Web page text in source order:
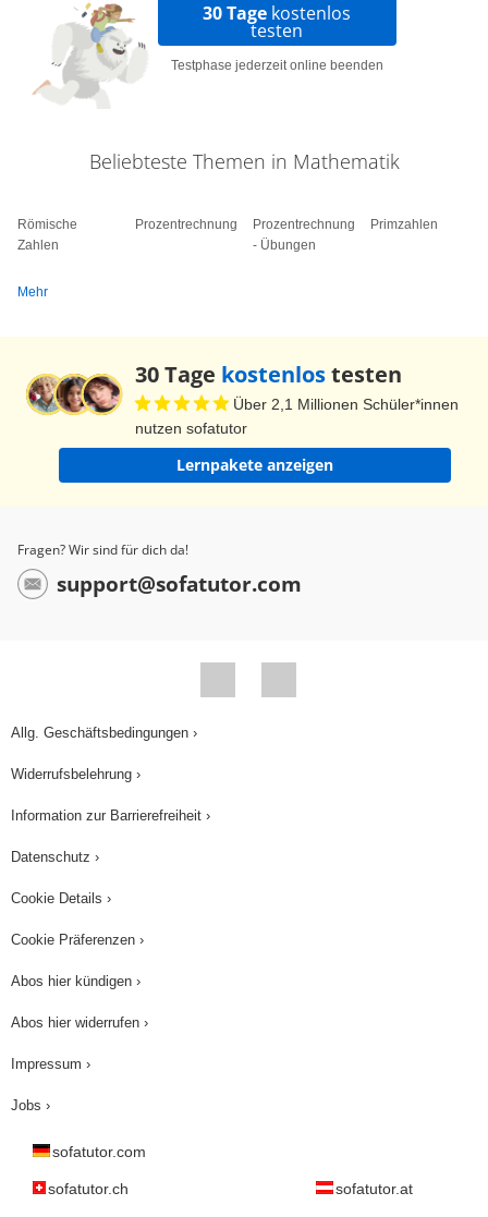
30 Tage kostenlos
testen
Testphase jederzeit online beenden
Beliebteste Themen in Mathematik
Römische
Zahlen
Prozentrechnung
Prozentrechnung
- Übungen
Primzahlen
Mehr
30 Tage kostenlostesten
Über 2,1 Millionen Schüler*innen
nutzen sofatutor
Lernpakete anzeigen
Fragen? Wir sind für dich da!
support@sofatutor.com
Allg. Geschäftsbedingungen ›
Widerrufsbelehrung ›
Information zur Barrierefreiheit ›
Datenschutz ›
Cookie Details ›
Cookie Präferenzen ›
Abos hier kündigen ›
Abos hier widerrufen ›
Impressum ›
Jobs ›
sofatutor.com
sofatutor.ch sofatutor.at